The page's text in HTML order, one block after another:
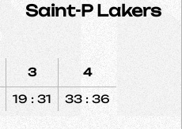
Saint-P Lakers
3
19 : 31
4
33 : 36